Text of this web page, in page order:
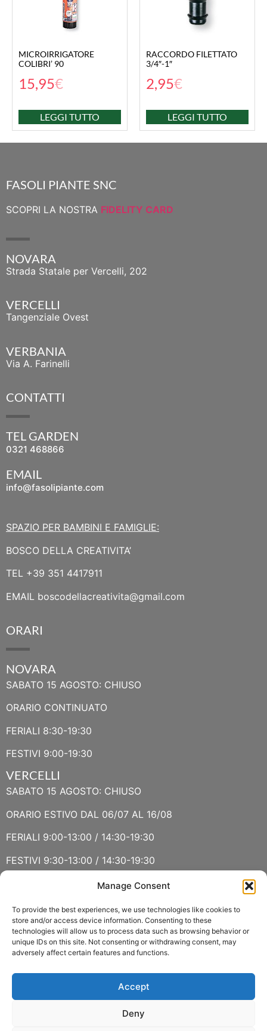
Manage Consent
To provide the best experiences, we use technologies like cookies to
store and/or access device information. Consenting to these
technologies will allow us to process data such as browsing behavior or
unique IDs on this site. Not consenting or withdrawing consent, may
adversely affect certain features and functions.
Accept
Deny
MICROIRRIGATORE
COLIBRI’ 90
15,95€
LEGGI TUTTO
RACCORDO FILETTATO
3/4″-1″
2,95€
LEGGI TUTTO
FASOLI PIANTE SNC
SCOPRI LA NOSTRA FIDELITY CARD
NOVARA
Strada Statale per Vercelli, 202
VERCELLI
Tangenziale Ovest
VERBANIA
Via A. Farinelli
CONTATTI
TEL GARDEN
0321 468866
EMAIL
info@fasolipiante.com
SPAZIO PER BAMBINI E FAMIGLIE:
BOSCO DELLA CREATIVITA’
TEL +39 351 4417911
EMAIL boscodellacreativita@gmail.com
ORARI
NOVARA
SABATO 15 AGOSTO: CHIUSO
ORARIO CONTINUATO
FERIALI 8:30-19:30
FESTIVI 9:00-19:30
VERCELLI
SABATO 15 AGOSTO: CHIUSO
ORARIO ESTIVO DAL 06/07 AL 16/08
FERIALI 9:00-13:00 / 14:30-19:30
FESTIVI 9:30-13:00 / 14:30-19:30
SABATO 15 AGOSTO E DOMENICA 16 AGOSTO: CHIUSO
ORARIO ESTIVO LUGLIO E AGOSTO
FERIALI 8:30-13:00 / 15:00-19:00
FESTIVI 8:30-12:30